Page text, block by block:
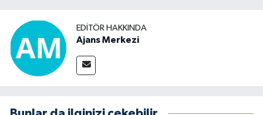
EDITÖR HAKKINDA
Ajans Merkezi